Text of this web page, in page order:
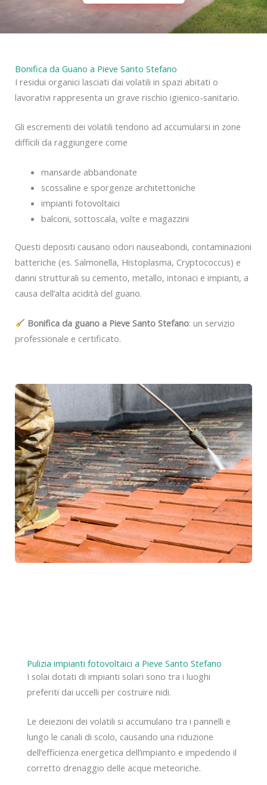
Bonifica da Guano a Pieve Santo Stefano
I residui organici lasciati dai volatili in spazi abitati o
lavorativi rappresenta un grave rischio igienico-sanitario.
Gli escrementi dei volatili tendono ad accumularsi in zone
difficili da raggiungere come
mansarde abbandonate
scossaline e sporgenze architettoniche
impianti fotovoltaici
balconi, sottoscala, volte e magazzini
Questi depositi causano odori nauseabondi, contaminazioni
batteriche (es. Salmonella, Histoplasma, Cryptococcus) e
danni strutturali su cemento, metallo, intonaci e impianti, a
causa dell’alta acidità del guano.
Bonifica da guano a Pieve Santo Stefano: un servizio
professionale e certificato.
Pulizia impianti fotovoltaici a Pieve Santo Stefano
I solai dotati di impianti solari sono tra i luoghi
preferiti dai uccelli per costruire nidi.
Le deiezioni dei volatili si accumulano tra i pannelli e
lungo le canali di scolo, causando una riduzione
dell’efficienza energetica dell’impianto e impedendo il
corretto drenaggio delle acque meteoriche.